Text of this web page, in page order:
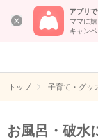
アプリ
ママに
キャン
トップ 子育て・グッ
お風呂・破水